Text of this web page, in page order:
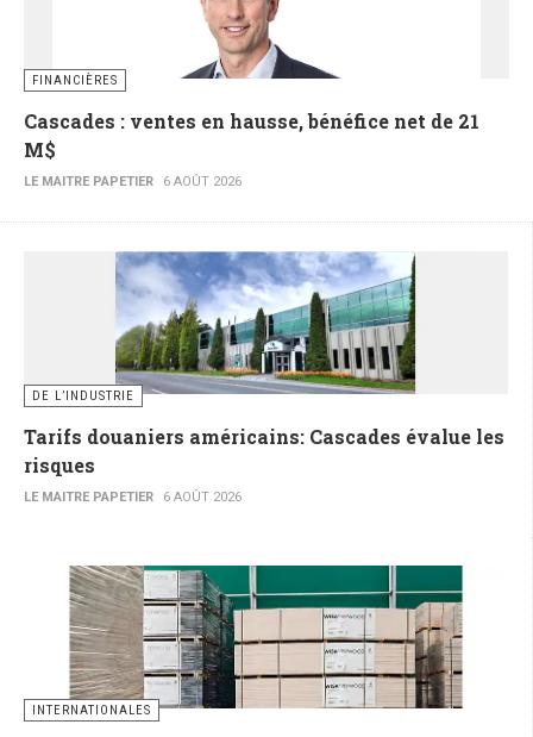
FINANCIÈRES
Cascades : ventes en hausse, bénéfice net de 21
M$
LE MAITRE PAPETIER 6 AOÛT 2026
DE L’INDUSTRIE
Tarifs douaniers américains: Cascades évalue les
risques
LE MAITRE PAPETIER 6 AOÛT 2026
INTERNATIONALES